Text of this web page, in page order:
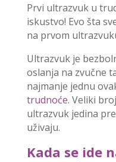
Prvi ultrazvuk u
iskustvo! Evo šta
na prvom
Ultrazvuk je
oslanja na zvučne
najmanje jednu
trudnoće. Veliki
ultrazvuk jedina
uživaju.
Kada se ide